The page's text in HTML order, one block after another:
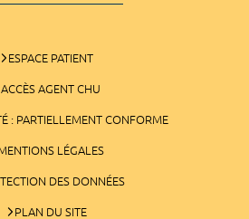
ESPACE PATIENT
ACCÈS AGENT CHU
: PARTIELLEMENT CONFORME
LÉGALES
DES DONNÉES
PLAN DU SITE